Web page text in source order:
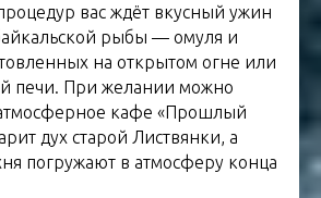
вас ждёт вкусный ужин
рыбы — омуля и
на открытом огне или
печи. При желании можно
кафе «Прошлый
дух старой Листвянки, а
погружают в атмосферу конца